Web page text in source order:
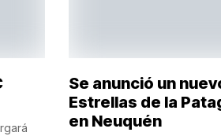
Se anunció un
Estrellas de la
en Neuquén